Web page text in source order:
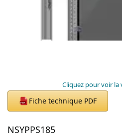
Cliquez pour voir la
PDF Fiche technique PDF
NSYPPS185